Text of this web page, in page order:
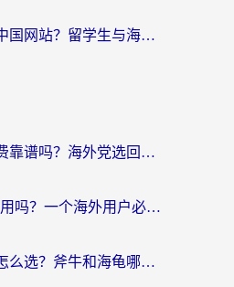
在国外如何打开中国网站？留学生与海外华人的无缝访问指南
雷霆加速下载免费靠谱吗？海外党选回国加速器的避坑指南（附热门工具对比）
NordVPN 回国能用吗？一个海外用户必须面对的真实困境
海外回国加速器怎么选？斧牛和海龟哪个好？一篇帮你避开坑的实用指南